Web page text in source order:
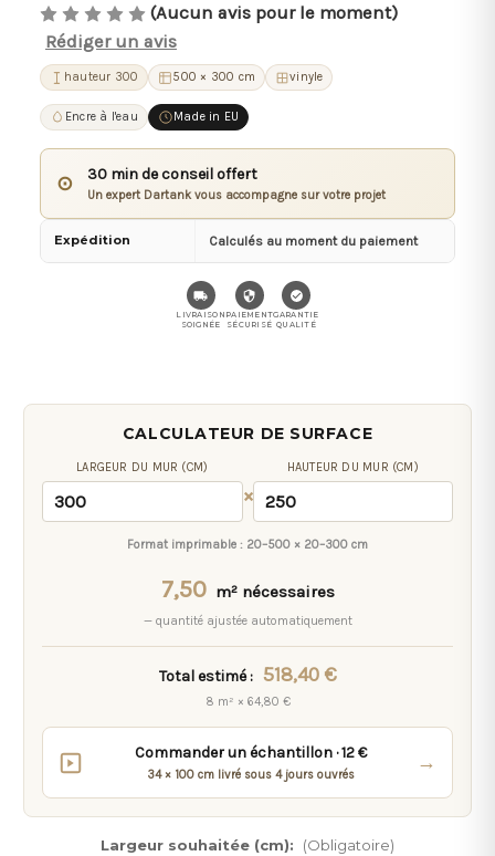
(Aucun avis pour le moment)
Rédiger un avis
hauteur 300 500 × 300 cm vinyle
Encre à l'eau Made in EU
⊙ 30 min de conseil offert
Un expert Dartank vous accompagne sur votre projet
Expédition Calculés au moment du paiement
LIVRAISON
SOIGNÉE
PAIEMENT
SÉCURISÉ
GARANTIE
QUALITÉ
CALCULATEUR DE SURFACE
LARGEUR DU MUR (CM)
×
HAUTEUR DU MUR (CM)
Format imprimable : 20–500 × 20–300 cm
7,50 m² nécessaires
— quantité ajustée automatiquement
Total estimé : 518,40 €
8 m² × 64,80 €
Commander un échantillon · 12 €
34 × 100 cm livré sous 4 jours ouvrés
→
Largeur souhaitée (cm): (Obligatoire)